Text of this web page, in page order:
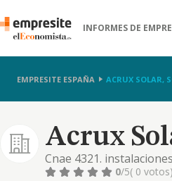
INFORMES DE
EMPRESITE ESPAÑA ACRUX SOLAR,
Acrux
Cnae 4321.
3514. comercio de
0/5( 0 votos)